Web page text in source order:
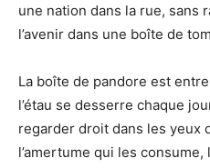
une nation dans la rue, sans
l’avenir dans une boîte de
La boîte de pandore est
l’étau se desserre chaque
regarder droit dans les yeux
l’amertume qui les